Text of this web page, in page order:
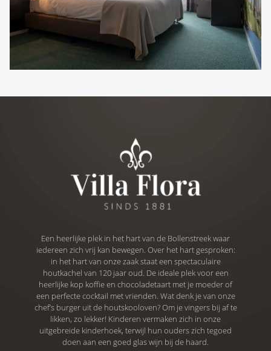
Een heerlijke plek in het hart van de Bollenstreek waar
iedereen zich vrij kan bewegen. Over het hart gesproken:
in het hart van onze zaak staat een spectaculaire
houtkachel van 120 jaar oud. De ideale plek voor een
heerlijke kop koffie en chocoladetaart met je moeder of
een perfecte cocktail met vrienden. Wat denk je van onze
chef’s burger uit de houtskooloven? Om je vingers bij af te
likken, zo lekker! Kinderen vermaken zich in onze
uitgebreide kinderhoek, terwijl hun ouders zich tegoed
doen aan een goed glas wijn bij de haard.